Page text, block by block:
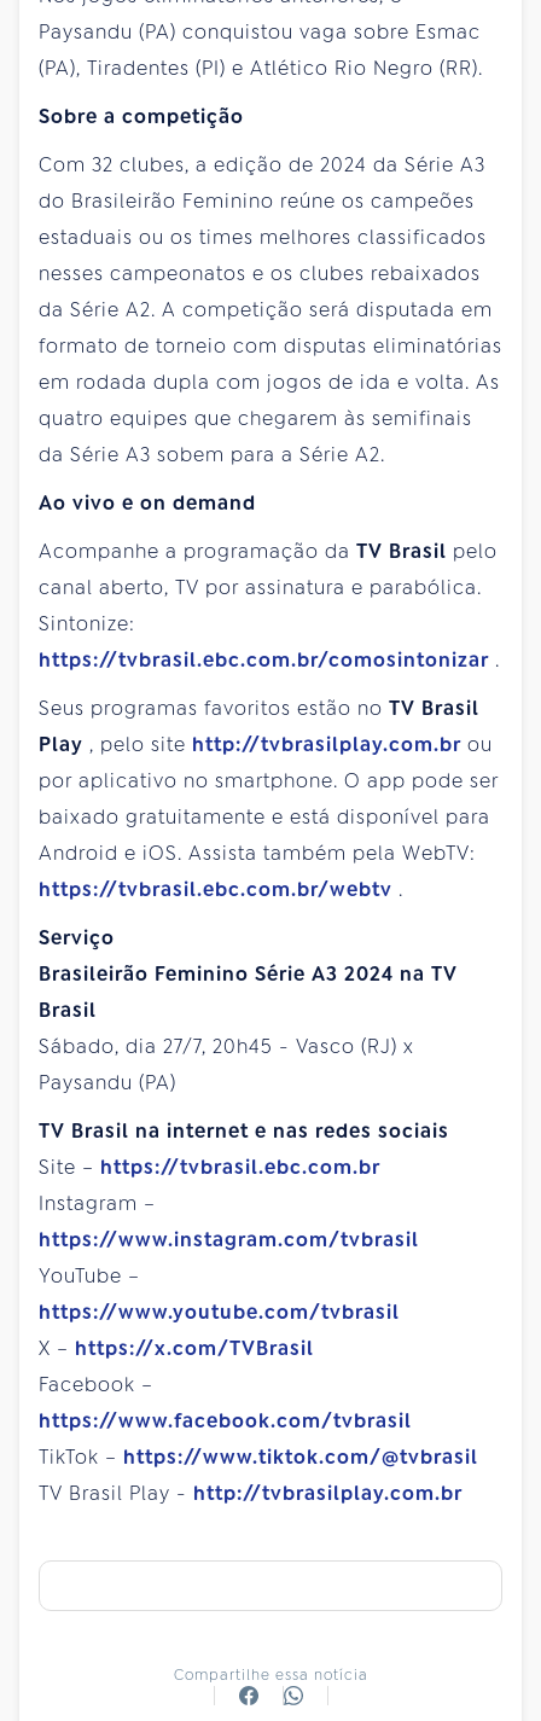
Paysandu (PA) conquistou vaga sobre Esmac
(PA), Tiradentes (PI) e Atlético Rio Negro (RR).
Sobre a competição
Com 32 clubes, a edição de 2024 da Série A3
do Brasileirão Feminino reúne os campeões
estaduais ou os times melhores classificados
nesses campeonatos e os clubes rebaixados
da Série A2. A competição será disputada em
formato de torneio com disputas eliminatórias
em rodada dupla com jogos de ida e volta. As
quatro equipes que chegarem às semifinais
da Série A3 sobem para a Série A2.
Ao vivo e on demand
Acompanhe a programação da TV Brasil pelo
canal aberto, TV por assinatura e parabólica.
Sintonize:
https://tvbrasil.ebc.com.br/comosintonizar .
Seus programas favoritos estão no TV Brasil
Play , pelo site http://tvbrasilplay.com.br ou
por aplicativo no smartphone. O app pode ser
baixado gratuitamente e está disponível para
Android e iOS. Assista também pela WebTV:
https://tvbrasil.ebc.com.br/webtv .
Serviço
Brasileirão Feminino Série A3 2024 na TV
Brasil
Sábado, dia 27/7, 20h45 - Vasco (RJ) x
Paysandu (PA)
TV Brasil na internet e nas redes sociais
Site – https://tvbrasil.ebc.com.br
Instagram –
https://www.instagram.com/tvbrasil
YouTube –
https://www.youtube.com/tvbrasil
X – https://x.com/TVBrasil
Facebook –
https://www.facebook.com/tvbrasil
TikTok – https://www.tiktok.com/@tvbrasil
TV Brasil Play - http://tvbrasilplay.com.br
Compartilhe essa notícia